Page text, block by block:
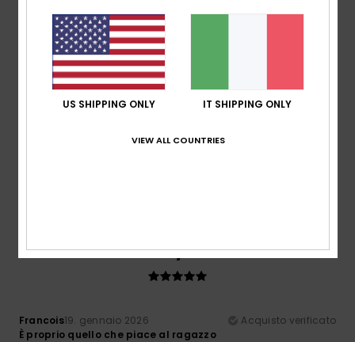
5
5/5
Francois19. gennaio 2026
Acquisto verificato
È proprio quello che piace al ragazzo
US SHIPPING ONLY IT SHIPPING ONLY
VIEW ALL COUNTRIES